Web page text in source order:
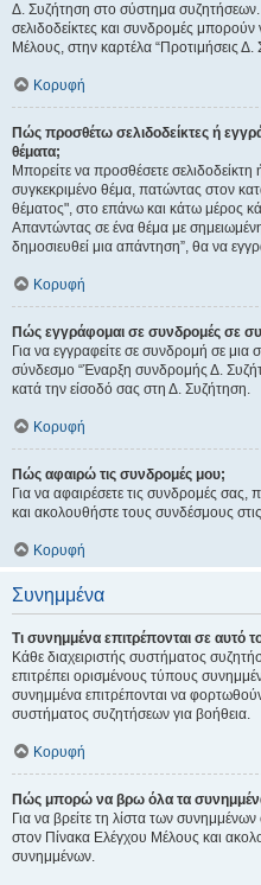
Δ. Συζήτηση στο σύστημα συζητήσεων.
σελιδοδείκτες και συνδρομές
Μέλους, στην καρτέλα “Προτιμήσεις Δ.
Κορυφή
Πώς προσθέτω σελιδοδείκτες ή
θέματα;
Μπορείτε να προσθέσετε
συγκεκριμένο θέμα, πατώντας στον
θέματος", στο επάνω και κάτω μέρος
Απαντώντας σε ένα θέμα με
δημοσιευθεί μια απάντηση”, θα να
Κορυφή
Πώς εγγράφομαι σε συνδρομές σε
Για να εγγραφείτε σε συνδρομή σε
σύνδεσμο “Έναρξη συνδρομής Δ.
κατά την είσοδό σας στη Δ. Συζήτηση.
Κορυφή
Πώς αφαιρώ τις συνδρομές μου;
Για να αφαιρέσετε τις συνδρομές
και ακολουθήστε τους συνδέσμους
Κορυφή
Συνημμένα
Τι συνημμένα επιτρέπονται σε αυτό
Κάθε διαχειριστής συστήματος
επιτρέπει ορισμένους τύπους
συνημμένα επιτρέπονται να
συστήματος συζητήσεων για βοήθεια.
Κορυφή
Πώς μπορώ να βρω όλα τα
Για να βρείτε τη λίστα των
στον Πίνακα Ελέγχου Μέλους και
συνημμένων.